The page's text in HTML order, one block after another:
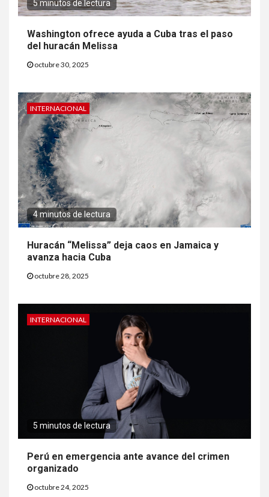
5 minutos de lectura
Washington ofrece ayuda a Cuba tras el paso
del huracán Melissa
octubre 30, 2025
INTERNACIONAL
4 minutos de lectura
Huracán “Melissa” deja caos en Jamaica y
avanza hacia Cuba
octubre 28, 2025
INTERNACIONAL
5 minutos de lectura
Perú en emergencia ante avance del crimen
organizado
octubre 24, 2025